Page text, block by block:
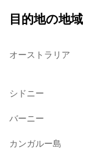
目的地の地域
オーストラリア
シドニー
バーニー
カンガルー島